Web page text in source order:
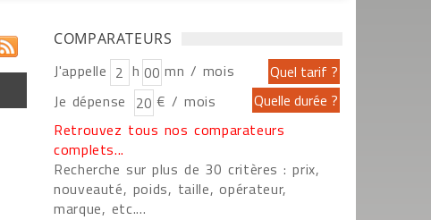
COMPARATEURS
J'appelle h
mn / mois
Je dépense
€ / mois
Retrouvez tous nos comparateurs
complets...
Recherche sur plus de 30 critères : prix,
nouveauté, poids, taille, opérateur,
marque, etc....